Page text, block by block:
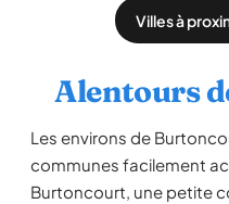
Villes à
Alentours
Les environs de
communes facilement
Burtoncourt, une petite